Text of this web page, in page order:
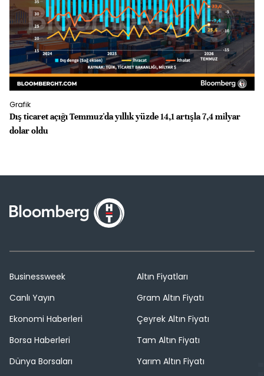
Grafik
Dış ticaret açığı Temmuz'da yıllık yüzde 14,1 artışla 7,4 milyar
dolar oldu
Businessweek
Canlı Yayın
Ekonomi Haberleri
Borsa Haberleri
Dünya Borsaları
Altın Fiyatları
Gram Altın Fiyatı
Çeyrek Altın Fiyatı
Tam Altın Fiyatı
Yarım Altın Fiyatı